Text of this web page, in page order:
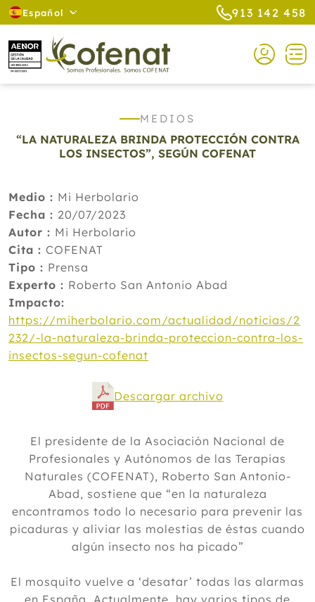
Español 913 142 458
MEDIOS
“LA NATURALEZA BRINDA PROTECCIÓN CONTRA
LOS INSECTOS”, SEGÚN COFENAT
Medio : Mi Herbolario
Fecha : 20/07/2023
Autor : Mi Herbolario
Cita : COFENAT
Tipo : Prensa
Experto : Roberto San Antonio Abad
Impacto:
https://miherbolario.com/actualidad/noticias/2
232/-la-naturaleza-brinda-proteccion-contra-los-
insectos-segun-cofenat
Descargar archivo
El presidente de la Asociación Nacional de
Profesionales y Autónomos de las Terapias
Naturales (COFENAT), Roberto San Antonio-
Abad, sostiene que “en la naturaleza
encontramos todo lo necesario para prevenir las
picaduras y aliviar las molestias de éstas cuando
algún insecto nos ha picado”
El mosquito vuelve a ‘desatar’ todas las alarmas
en España. Actualmente, hay varios tipos de